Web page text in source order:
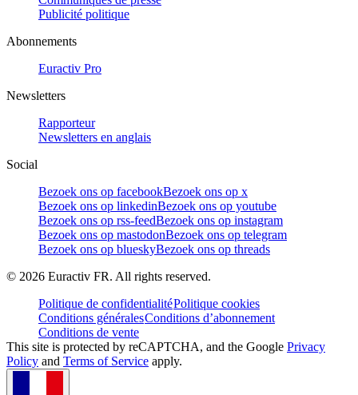
Publicité politique
Abonnements
Euractiv Pro
Newsletters
Rapporteur
Newsletters en anglais
Social
Bezoek ons op facebookBezoek ons op x
Bezoek ons op linkedinBezoek ons op youtube
Bezoek ons op rss-feedBezoek ons op instagram
Bezoek ons op mastodonBezoek ons op telegram
Bezoek ons op blueskyBezoek ons op threads
© 2026 Euractiv FR. All rights reserved.
Politique de confidentialitéPolitique cookies
Conditions généralesConditions d’abonnement
Conditions de vente
This site is protected by reCAPTCHA, and the Google Privacy
Policy and Terms of Service apply.